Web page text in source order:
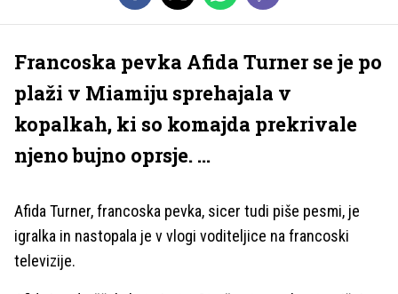
Francoska pevka Afida Turner se je po
plaži v Miamiju sprehajala v
kopalkah, ki so komajda prekrivale
njeno bujno oprsje. ...
Afida Turner, francoska pevka, sicer tudi piše pesmi, je
igralka in nastopala je v vlogi voditeljice na francoski
televizije.